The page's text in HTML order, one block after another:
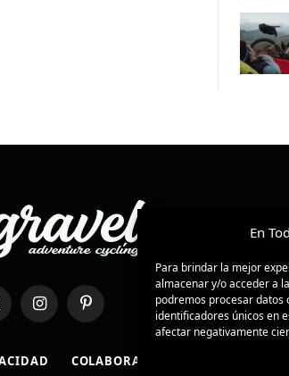
En
Para brindar la mejor
almacenar y/o acceder a
podremos procesar datos
identificadores únicos en
afectar negativamente
InstagramPinterest
COLABORA